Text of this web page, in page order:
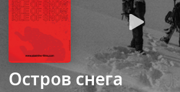
Остров снега